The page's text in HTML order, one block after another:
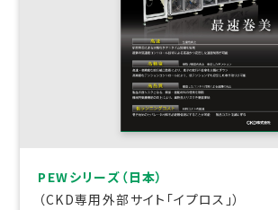
PEWシリーズ（日本）
（CKD専用外部サイト「イプロス」）